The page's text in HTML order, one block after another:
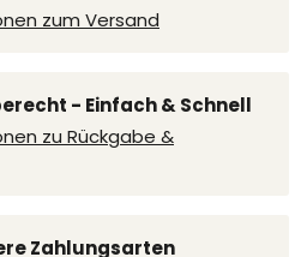
zum Versand
- Einfach & Schnell
zu Rückgabe &
Zahlungsarten